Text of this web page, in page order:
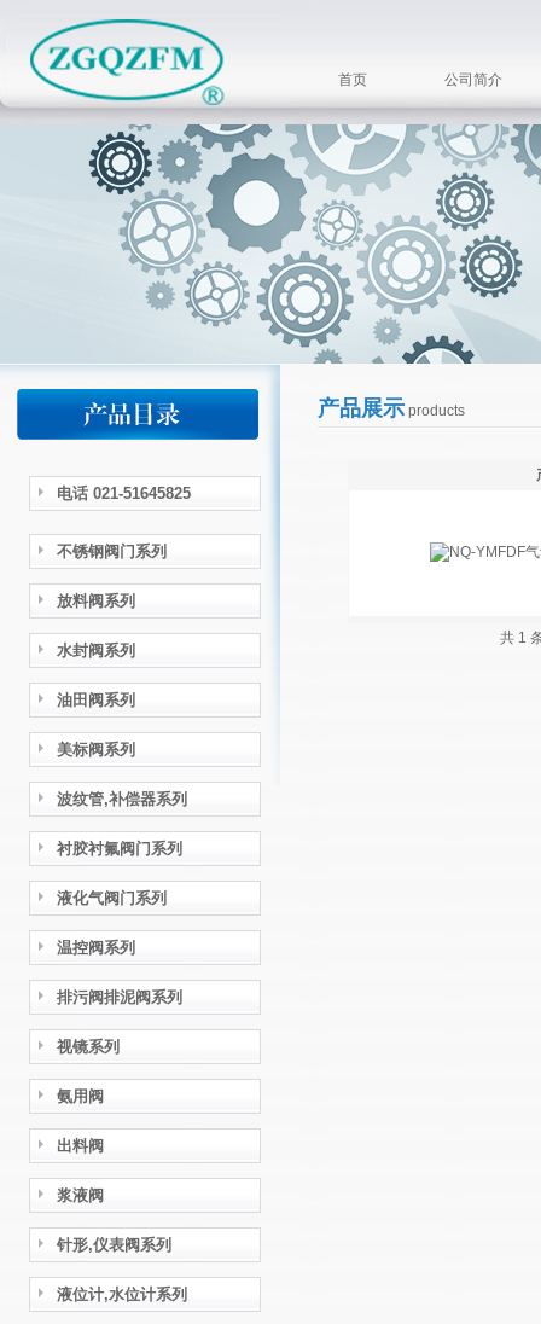
首页 公司简介
电话 021-51645825
不锈钢阀门系列
放料阀系列
水封阀系列
油田阀系列
美标阀系列
波纹管,补偿器系列
衬胶衬氟阀门系列
液化气阀门系列
温控阀系列
排污阀排泥阀系列
视镜系列
氨用阀
出料阀
浆液阀
针形,仪表阀系列
液位计,水位计系列
产品展示products
共 1